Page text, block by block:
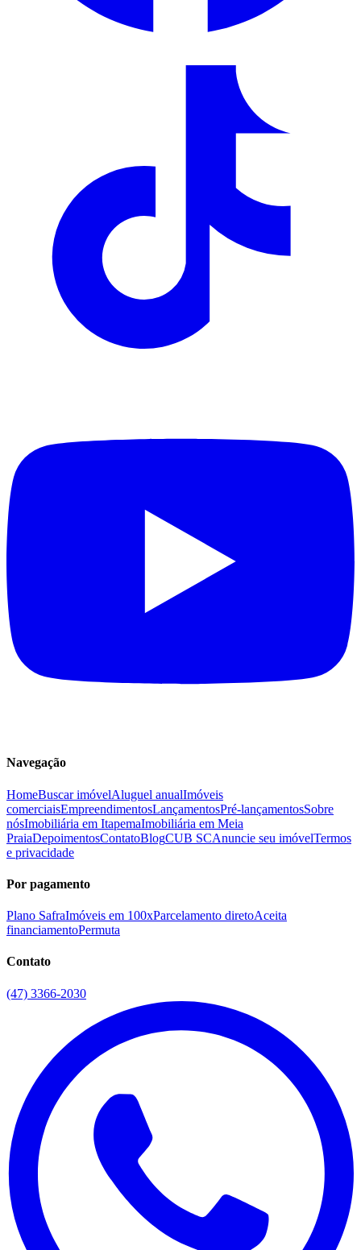
Navegação
HomeBuscar imóvelAluguel anualImóveis
comerciaisEmpreendimentosLançamentosPré-lançamentosSobre
nósImobiliária em ItapemaImobiliária em Meia
PraiaDepoimentosContatoBlogCUB SCAnuncie seu imóvelTermos
e privacidade
Por pagamento
Plano SafraImóveis em 100xParcelamento diretoAceita
financiamentoPermuta
Contato
(47) 3366-2030